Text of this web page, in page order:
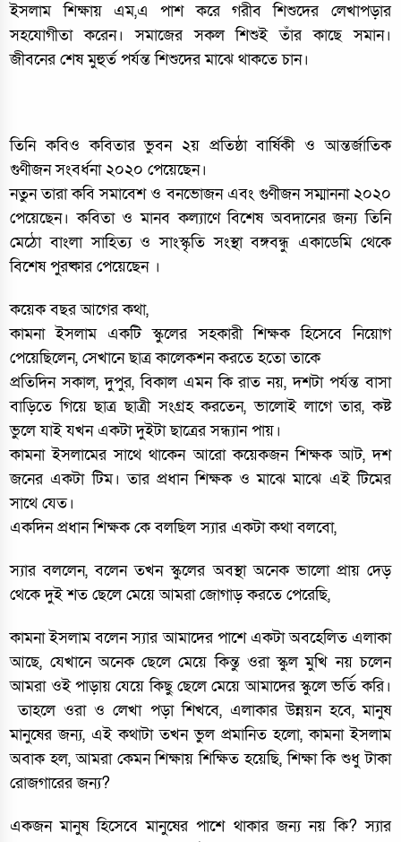
ইসলাম শিক্ষায় এম,এ পাশ করে গরীব শিশুদের লেখাপড়ার
সহযোগীতা করেন। সমাজের সকল শিশুই তাঁর কাছে সমান।
জীবনের শেষ মুহুর্ত পর্যন্ত শিশুদের মাঝে থাকতে চান।
তিনি কবিও কবিতার ভুবন ২য় প্রতিষ্ঠা বার্ষিকী ও আন্তর্জাতিক
গুণীজন সংবর্ধনা ২০২০ পেয়েছেন।
নতুন তারা কবি সমাবেশ ও বনভোজন এবং গুণীজন সম্মাননা ২০২০
পেয়েছেন। কবিতা ও মানব কল্যাণে বিশেষ অবদানের জন্য তিনি
মেঠো বাংলা সাহিত্য ও সাংস্কৃতি সংস্থা বঙ্গবন্ধু একাডেমি থেকে
বিশেষ পুরষ্কার পেয়েছেন ।
কয়েক বছর আগের কথা,
কামনা ইসলাম একটি স্কুলের সহকারী শিক্ষক হিসেবে নিয়োগ
পেয়েছিলেন, সেখানে ছাত্র কালেকশন করতে হতো তাকে
প্রতিদিন সকাল, দুপুর, বিকাল এমন কি রাত নয়, দশটা পর্যন্ত বাসা
বাড়িতে গিয়ে ছাত্র ছাত্রী সংগ্রহ করতেন, ভালোই লাগে তার, কষ্ট
ভুলে যাই যখন একটা দুইটা ছাত্রের সন্ধ্যান পায়।
কামনা ইসলামের সাথে থাকেন আরো কয়েকজন শিক্ষক আট, দশ
জনের একটা টিম। তার প্রধান শিক্ষক ও মাঝে মাঝে এই টিমের
সাথে যেত।
একদিন প্রধান শিক্ষক কে বলছিল স্যার একটা কথা বলবো,
স্যার বললেন, বলেন তখন স্কুলের অবস্থা অনেক ভালো প্রায় দেড়
থেকে দুই শত ছেলে মেয়ে আমরা জোগাড় করতে পেরেছি,
কামনা ইসলাম বলেন স্যার আমাদের পাশে একটা অবহেলিত এলাকা
আছে, যেখানে অনেক ছেলে মেয়ে কিন্তু ওরা স্কুল মুখি নয় চলেন
আমরা ওই পাড়ায় যেয়ে কিছু ছেলে মেয়ে আমাদের স্কুলে ভর্তি করি।
তাহলে ওরা ও লেখা পড়া শিখবে, এলাকার উন্নয়ন হবে,মানুষ
মানুষের জন্য, এই কথাটা তখন ভুল প্রমানিত হলো, কামনা ইসলাম
অবাক হল, আমরা কেমন শিক্ষায় শিক্ষিত হয়েছি, শিক্ষা কি শুধু টাকা
রোজগারের জন্য?
একজন মানুষ হিসেবে মানুষের পাশে থাকার জন্য নয় কি? স্যার